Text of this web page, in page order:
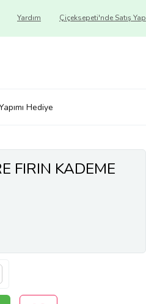
Çiçeksepeti'nde Satış Yap
Yardım
Hediye
FIRIN KADEME